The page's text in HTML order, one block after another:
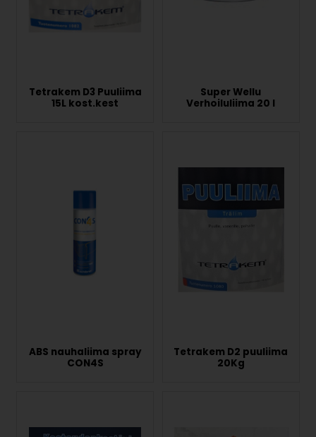
Tetrakem D3 Puuliima
15L kost.kest
Super Wellu
Verhoiluliima 20 l
ABS nauhaliima spray
CON4S
Tetrakem D2 puuliima
20Kg